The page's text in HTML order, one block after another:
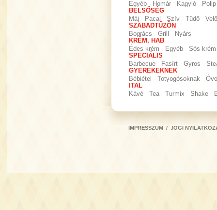
Egyéb
Homár Kagyló
Polip
BELSŐSÉG
Máj
Pacal Szív Tüdő
Velő
SZABADTŰZÖN
Bogrács
Grill
Nyárs
KRÉM, HAB
Édes krém
Egyéb
Sós krém
SPECIÁLIS
Barbecue
Fasírt Gyros
GYEREKEKNEK
Bébiétel
Totyogósoknak
ITAL
Kávé
Tea Turmix Shake
IMPRESSZUM / JOGI